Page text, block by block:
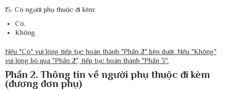
15. Có người phụ thuộc đi kèm:
Có.
Không.
Nếu "Có" vui lòng tiếp tục hoàn thành "Phần 2" bên dưới. Nếu "Không"
vui lòng bỏ qua "Phần 2", tiếp tục hoàn thành "Phần 3".
Phần 2. Thông tin về người phụ thuộc đi kèm
(đương đơn phụ)